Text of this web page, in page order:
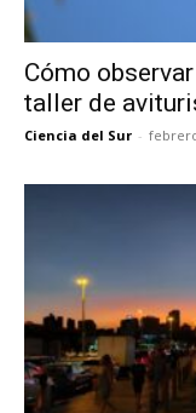
Cómo
taller de
Ciencia del Sur -